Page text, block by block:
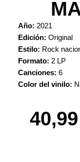
Año: 2021
Edición: Original
Estilo: Rock
Formato: 2 LP
Canciones: 6
Color del vinilo:
40,99